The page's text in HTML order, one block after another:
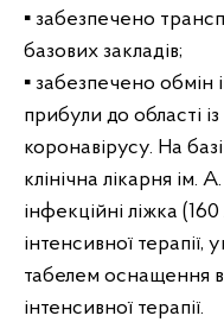
▪ забезпечено
базових закладів;
▪ забезпечено обмін
прибули до області
коронавірусу. На
клінічна лікарня ім.
інфекційні ліжка
інтенсивної терапії,
табелем оснащення
інтенсивної терапії.